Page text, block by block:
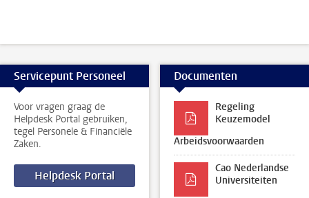
Servicepunt Personeel
Voor vragen graag de
Helpdesk Portal gebruiken,
tegel Personele & Financiële
Zaken.
Helpdesk Portal
Documenten
Regeling
Keuzemodel
Arbeidsvoorwaarden
Cao Nederlandse
Universiteiten